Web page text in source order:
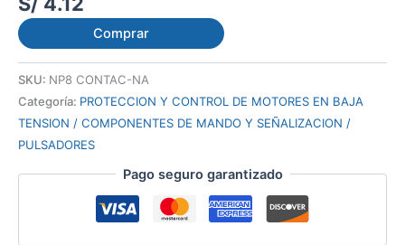
Comprar
SKU: NP8 CONTAC-NA
Categoría: PROTECCION Y CONTROL DE MOTORES EN BAJA
TENSION / COMPONENTES DE MANDO Y SEÑALIZACION /
PULSADORES
Pago seguro garantizado